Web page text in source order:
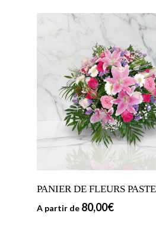
PANIER DE FLEURS
A partir de 80,00€